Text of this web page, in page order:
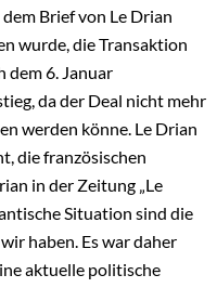
Brief von Le Drian
wurde, die Transaktion
dem 6. Januar
da der Deal nicht mehr
werden könne. Le Drian
die französischen
in der Zeitung „Le
Situation sind die
haben. Es war daher
aktuelle politische